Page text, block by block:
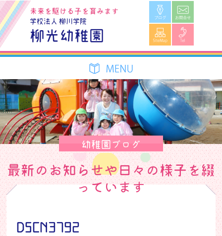
学校法人 柳川学院
柳光幼稚園
未来を駆ける子を育みます ブログ
SiteMap
幼稚園ブログ
最新のお知らせや日々の様子を綴
っています
DSCN3792